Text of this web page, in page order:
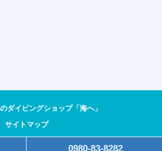
ダイビングショップ「海へ」
サイトマップ
0980-83-8282